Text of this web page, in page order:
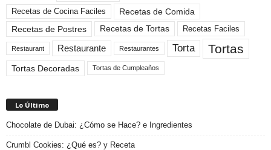
Recetas de Cocina Faciles
Recetas de Comida
Recetas de Postres
Recetas de Tortas Recetas Faciles
Restaurant Restaurante Restaurantes Torta Tortas
Tortas Decoradas Tortas de Cumpleaños
Lo Último
Chocolate de Dubai: ¿Cómo se Hace? e Ingredientes
Crumbl Cookies: ¿Qué es? y Receta